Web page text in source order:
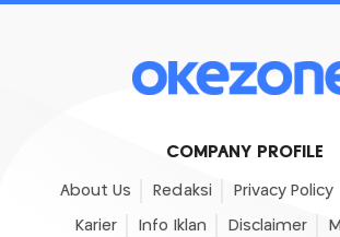
COMPANY PROFILE
About Us Redaksi Privacy Policy
Karier Info Iklan Disclaimer